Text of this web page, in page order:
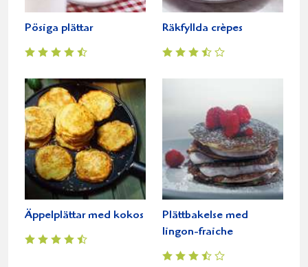
Pösiga plättar Räkfyllda crèpes
Äppelplättar med kokos
Plättbakelse med
lingon-fraiche